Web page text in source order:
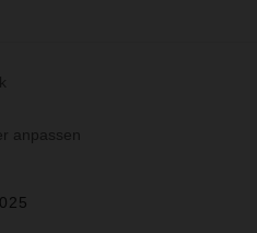
anpassen